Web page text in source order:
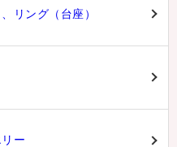
リング（台座）
ー